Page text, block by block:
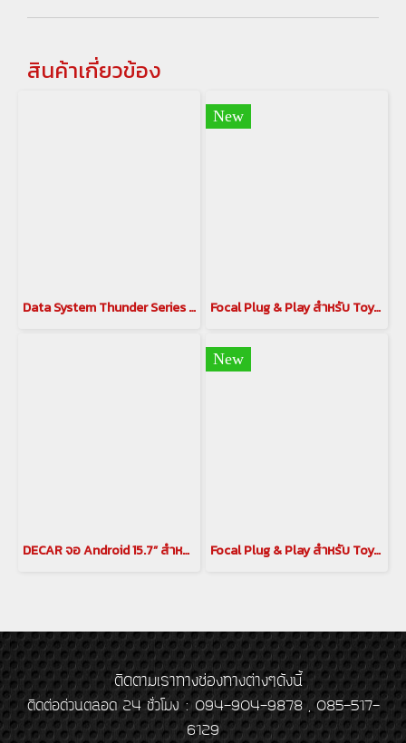
สินค้าเกี่ยวข้อง
Data System Thunder Series จอ Android สำหรับ Alphard AH30 จอ Android 15.7” สามารถเพิ่มออฟชันเป็นกล้อง 360 6 LEN
New
Focal Plug & Play สำหรับ Toyota Alphard / Vellfire 30 ชุดลำโพงหน้า IS TOY 165 TWU 2 Way Component Kit
DECAR จอ Android 15.7” สำหรับ Alphard / Vellfire 30 Series
New
Focal Plug & Play สำหรับ Toyota Alphard / Vellfire 40 ชุดลำโพง IS TOY 690 2 Way Component Kit
ติดตามเราทางช่องทางต่างๆดังนี้
ติดต่อด่วนตลอด 24 ชั่วโมง : 094-904-9878 , 085-517-
6129